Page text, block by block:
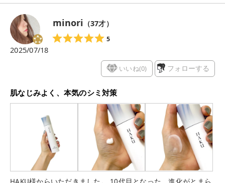
のですが💦それがなくむしろしっとりするのが嬉しい♡ 使い続
けて20日くらいですが、明らかに肌がワントーン明るくなりま
した✨ くすみ感がなくなったように感じます！ 使い始めてから
お肌調子も良く、肌荒れもありません！ お得な詰め替え用もあ
るため、これはぜひ続けていきたいと思います✨ COSMEbi様よ
りいただきました💗 ありがとうございました🥰
minori （37才）
5
2025/07/18
いいね(0) フォローする
肌なじみよく、本気のシミ対策